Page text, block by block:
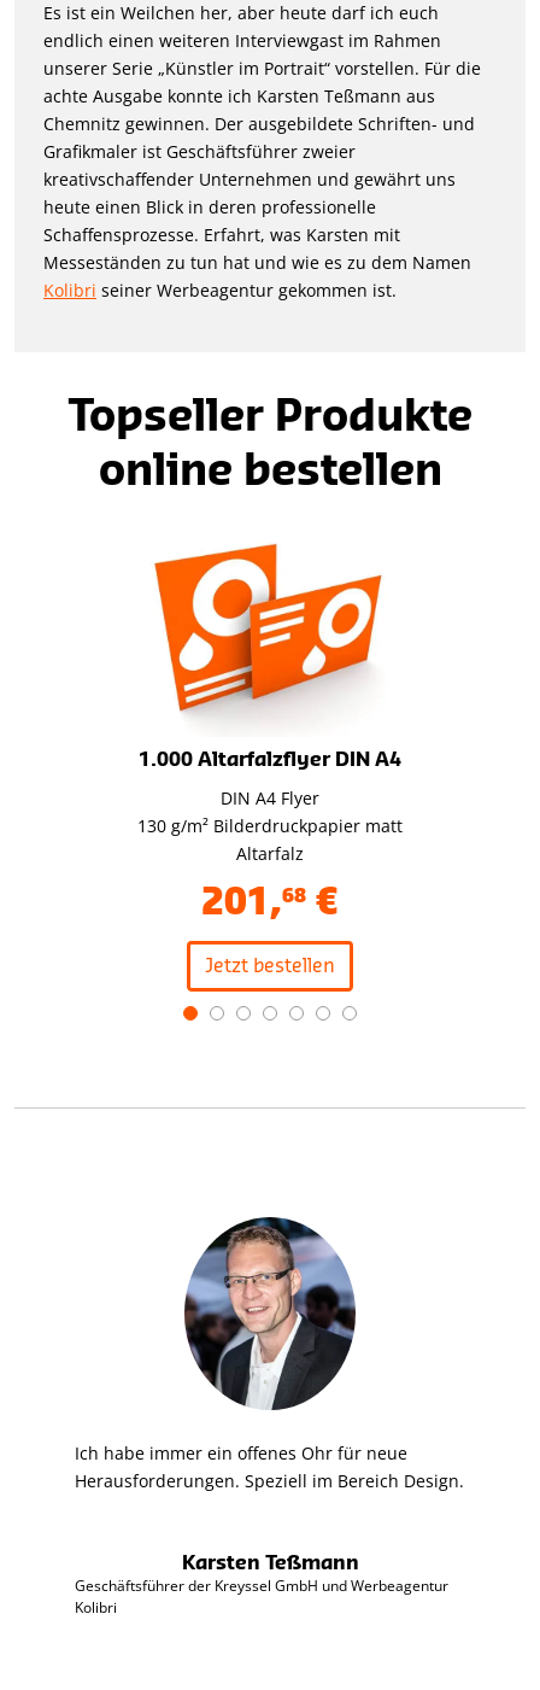
Es ist ein Weilchen her, aber heute darf ich euch
endlich einen weiteren Interviewgast im Rahmen
unserer Serie „Künstler im Portrait“ vorstellen. Für die
achte Ausgabe konnte ich Karsten Teßmann aus
Chemnitz gewinnen. Der ausgebildete Schriften- und
Grafikmaler ist Geschäftsführer zweier
kreativschaffender Unternehmen und gewährt uns
heute einen Blick in deren professionelle
Schaffensprozesse. Erfahrt, was Karsten mit
Messeständen zu tun hat und wie es zu dem Namen
Kolibri seiner Werbeagentur gekommen ist.
Topseller Produkte
online bestellen
1.000 Altarfalzflyer DIN A4
DIN A4 Flyer
130 g/m² Bilderdruckpapier matt
Altarfalz
201 ,68 €
Jetzt bestellen
7
Ich habe immer ein offenes Ohr für neue
Herausforderungen. Speziell im Bereich Design.
Karsten Teßmann
Geschäftsführer der Kreyssel GmbH und Werbeagentur
Kolibri